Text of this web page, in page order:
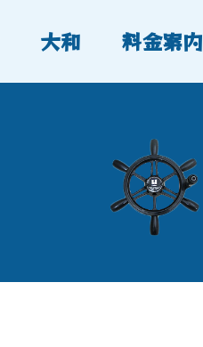
大和 料金案内